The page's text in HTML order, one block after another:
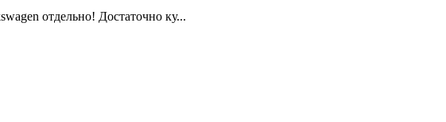
отдельно! Достаточно ку...